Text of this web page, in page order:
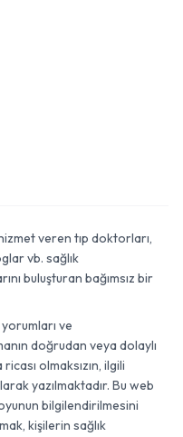
veren tıp doktorları,
vb. sağlık
buluşturan bağımsız bir
ve
doğrudan veya dolaylı
olmaksızın, ilgili
yazılmaktadır. Bu web
bilgilendirilmesini
kişilerin sağlık